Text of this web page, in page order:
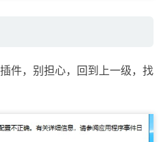
件，别担心，回到上一级，找